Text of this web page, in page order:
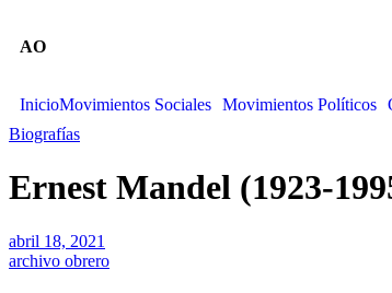
AO
InicioMovimientos Sociales Movimientos Políticos
Biografías
Ernest Mandel (1923-
abril 18, 2021
archivo obrero